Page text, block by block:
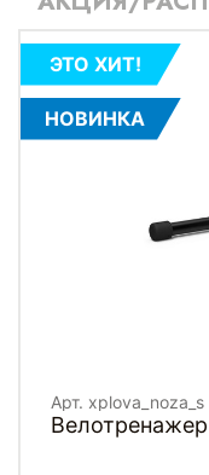
ЭТО ХИТ!
НОВИНКА
Арт. xplova_noza_s